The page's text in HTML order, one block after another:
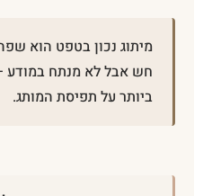
מיתוג נכון בטפט הוא
חש אבל לא מנתח במודע
ביותר על תפיסת המותג.